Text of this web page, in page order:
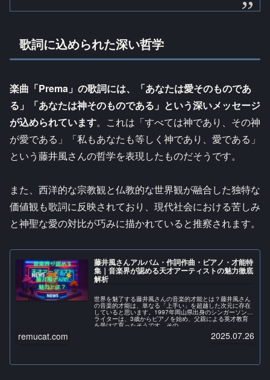
歌詞に込められた深い哲学
楽曲「Prema」の歌詞には、「あなたは愛そのものであ
る」「あなたは神そのものである」という深いメッセージ
が込められています。これは「すべては神であり、その神
が愛である」「私もあなたも等しく神であり、愛である」
という藤井風さんの哲学を表現したものだそうです。
また、西洋的な宗教観と仏教的な世界観が融合した独特な
価値観も歌詞に反映されており、現代社会における苦しみ
と神聖な愛の対比が巧みに描かれていると推察されます。
藤井風さんアルバム・作詞作曲・ピアノ・才能特
集｜音楽界が認める天才アーティストの魅力徹底
解析
世界を魅了する藤井風さんの音楽的才能とは？藤井風さん
の音楽的才能は、単なる「上手い」を超越した次元に存在
していると思います。1997年岡山県出身のシンガーソング
ライターは、3歳からピアノを始め、父親による英才教育
を受けて育ったそうです。その...
remucat.com 2025.07.26